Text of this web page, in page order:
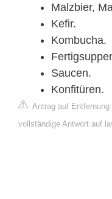
Malzbier,
Kefir.
Kombucha.
Saucen.
Konfitüren.
Antrag auf Entfernung
vollständige Antwort auf